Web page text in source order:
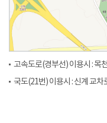
고속도로(경부선) 이용시 : 목
국도(21번) 이용시 : 신계 교